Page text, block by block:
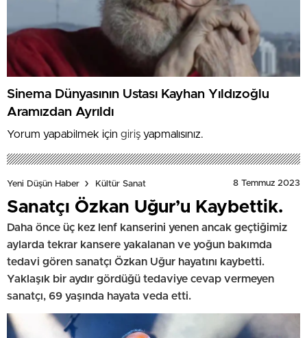
Sinema Dünyasının Ustası Kayhan Yıldızoğlu
Aramızdan Ayrıldı
Yorum yapabilmek için giriş yapmalısınız.
Yeni Düşün Haber Kültür Sanat 8 Temmuz 2023
Sanatçı Özkan Uğur’u Kaybettik.
Daha önce üç kez lenf kanserini yenen ancak geçtiğimiz
aylarda tekrar kansere yakalanan ve yoğun bakımda
tedavi gören sanatçı Özkan Uğur hayatını kaybetti.
Yaklaşık bir aydır gördüğü tedaviye cevap vermeyen
sanatçı, 69 yaşında hayata veda etti.